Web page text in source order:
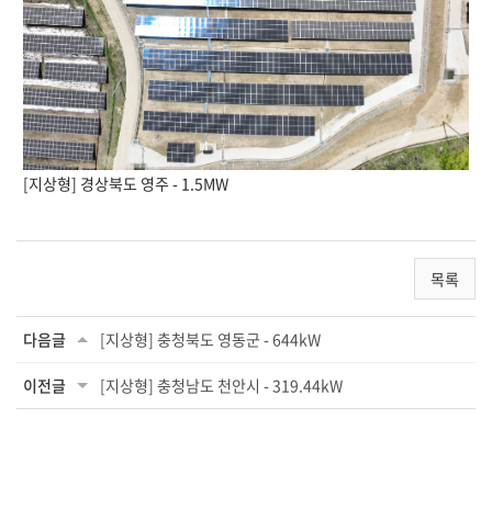
[지상형] 경상북도 영주 - 1.5MW
목록
다음글 [지상형] 충청북도 영동군 - 644kW
이전글 [지상형] 충청남도 천안시 - 319.44kW